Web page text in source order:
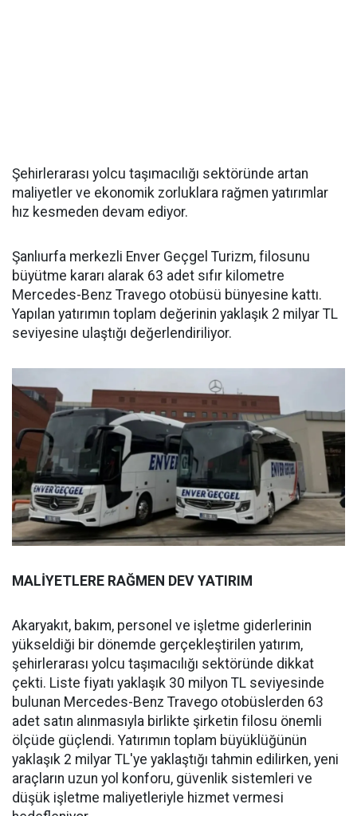
Şehirlerarası yolcu taşımacılığı sektöründe artan
maliyetler ve ekonomik zorluklara rağmen yatırımlar
hız kesmeden devam ediyor.
Şanlıurfa merkezli Enver Geçgel Turizm, filosunu
büyütme kararı alarak 63 adet sıfır kilometre
Mercedes-Benz Travego otobüsü bünyesine kattı.
Yapılan yatırımın toplam değerinin yaklaşık 2 milyar TL
seviyesine ulaştığı değerlendiriliyor.
MALİYETLERE RAĞMEN DEV YATIRIM
Akaryakıt, bakım, personel ve işletme giderlerinin
yükseldiği bir dönemde gerçekleştirilen yatırım,
şehirlerarası yolcu taşımacılığı sektöründe dikkat
çekti. Liste fiyatı yaklaşık 30 milyon TL seviyesinde
bulunan Mercedes-Benz Travego otobüslerden 63
adet satın alınmasıyla birlikte şirketin filosu önemli
ölçüde güçlendi. Yatırımın toplam büyüklüğünün
yaklaşık 2 milyar TL'ye yaklaştığı tahmin edilirken, yeni
araçların uzun yol konforu, güvenlik sistemleri ve
düşük işletme maliyetleriyle hizmet vermesi